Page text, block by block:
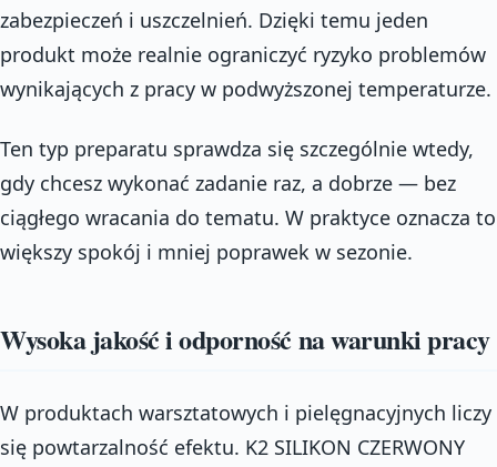
zabezpieczeń i uszczelnień. Dzięki temu jeden
produkt może realnie ograniczyć ryzyko problemów
wynikających z pracy w podwyższonej temperaturze.
Ten typ preparatu sprawdza się szczególnie wtedy,
gdy chcesz wykonać zadanie raz, a dobrze — bez
ciągłego wracania do tematu. W praktyce oznacza to
większy spokój i mniej poprawek w sezonie.
Wysoka jakość i odporność na warunki pracy
W produktach warsztatowych i pielęgnacyjnych liczy
się powtarzalność efektu. K2 SILIKON CZERWONY